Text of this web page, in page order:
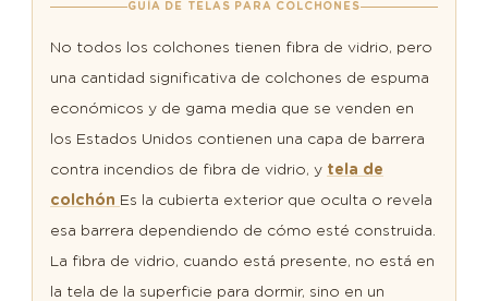
colchones
tienen
fibra
de
vidrio?
¿La
empresa
de
GUÍA DE TELAS PARA COLCHONES
No todos los colchones tienen fibra de vidrio, pero
una cantidad significativa de colchones de espuma
económicos y de gama media que se venden en
los Estados Unidos contienen una capa de barrera
contra incendios de fibra de vidrio, y tela de
colchón Es la cubierta exterior que oculta o revela
esa barrera dependiendo de cómo esté construida.
La fibra de vidrio, cuando está presente, no está en
la tela de la superficie para dormir, sino en un